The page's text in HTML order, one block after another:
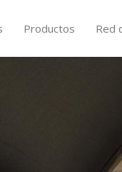
Productos Red